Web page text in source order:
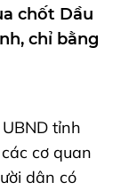
chốt Dầu
chỉ bằng
tỉnh
cơ quan
dân có